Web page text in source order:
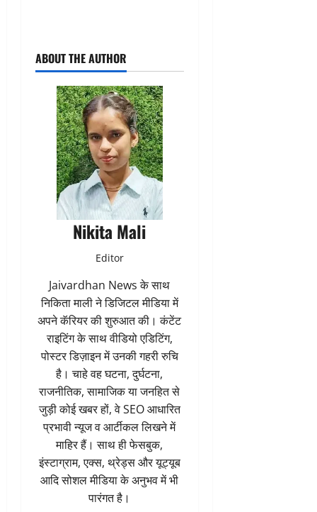
ABOUT THE AUTHOR
Nikita Mali
Editor
Jaivardhan News के साथ
निकिता माली ने डिजिटल मीडिया में
अपने कॅरियर की शुरुआत की। कंटेंट
राइटिंग के साथ वीडियो एडिटिंग,
पोस्टर डिज़ाइन में उनकी गहरी रुचि
है। चाहे वह घटना, दुर्घटना,
राजनीतिक, सामाजिक या जनहित से
जुड़ी कोई खबर हों, वे SEO आधारित
प्रभावी न्यूज व आर्टीकल लिखने में
माहिर हैं। साथ ही फेसबुक,
इंस्टाग्राम, एक्स, थ्रेड्स और यूट्यूब
आदि सोशल मीडिया के अनुभव में भी
पारंगत है।